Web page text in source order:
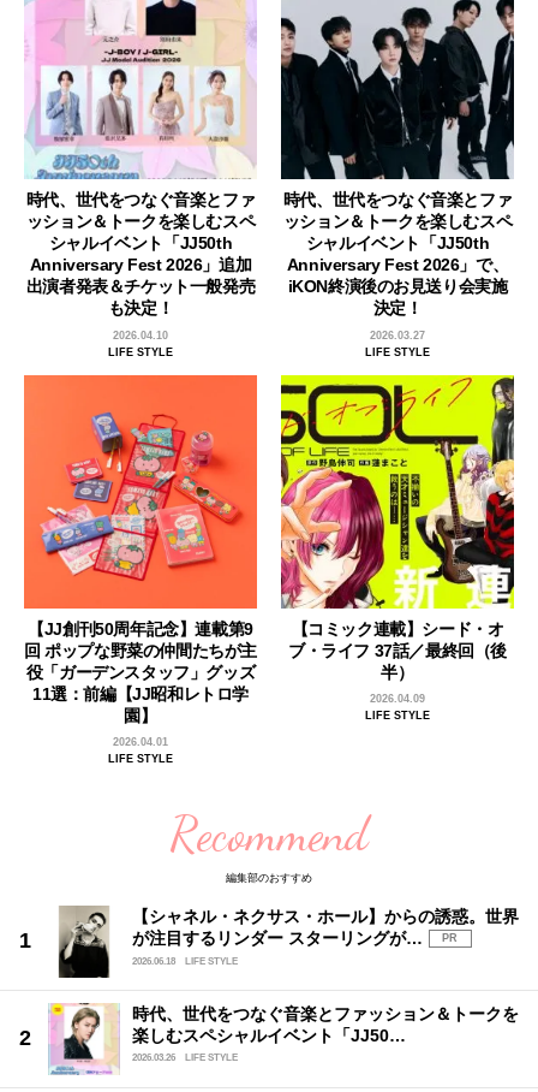
時代、世代をつなぐ音楽とファ
ッション＆トークを楽しむスペ
シャルイベント「JJ50th
Anniversary Fest 2026」追加
出演者発表＆チケット一般発売
も決定！
2026.04.10
LIFE STYLE
時代、世代をつなぐ音楽とファ
ッション＆トークを楽しむスペ
シャルイベント「JJ50th
Anniversary Fest 2026」で、
iKON終演後のお見送り会実施
決定！
2026.03.27
LIFE STYLE
【JJ創刊50周年記念】連載第9
回 ポップな野菜の仲間たちが主
役「ガーデンスタッフ」グッズ
11選：前編【JJ昭和レトロ学
園】
2026.04.01
LIFE STYLE
【コミック連載】シード・オ
ブ・ライフ 37話／最終回（後
半）
2026.04.09
LIFE STYLE
Recommend
編集部のおすすめ
【シャネル・ネクサス・ホール】からの誘惑。世界
が注目するリンダー スターリングが…
PR
2026.06.18
LIFE STYLE
時代、世代をつなぐ音楽とファッション＆トークを
楽しむスペシャルイベント「JJ50…
2026.03.26 LIFE STYLE